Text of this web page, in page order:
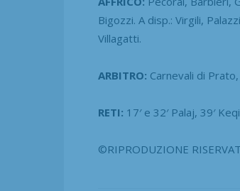
Bigozzi. A disp.: Virgili,
Villagatti.
ARBITRO: Carnevali di
RETI: 17′ e 32′ Palaj, 39′
©RIPRODUZIONE